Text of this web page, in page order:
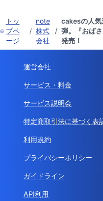
トッ
プペ
ージ
/
note
株式
会社
/
cakesの人気
弾。『おば
発売！
運営会社
サービス・料金
サービス説明会
特定商取引法に基づく表
利用規約
プライバシーポリシー
ガイドライン
API利用